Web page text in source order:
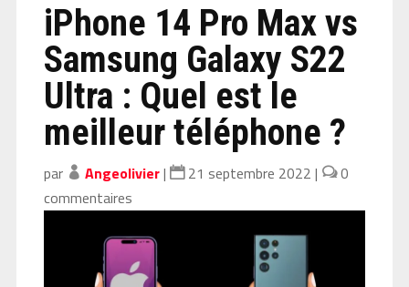
iPhone 14 Pro Max vs
Samsung Galaxy S22
Ultra : Quel est le
meilleur téléphone ?
par Angeolivier| 21 septembre 2022 |
0
commentaires